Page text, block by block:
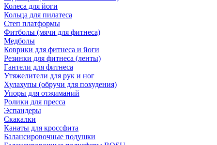
Колеса для йоги
Кольца для пилатеса
Степ платформы
Фитболы (мячи для фитнеса)
Медболы
Коврики для фитнеса и йоги
Резинки для фитнеса (ленты)
Гантели для фитнеса
Утяжелители для рук и ног
Хулахупы (обручи для похудения)
Упоры для отжиманий
Ролики для пресса
Эспандеры
Скакалки
Канаты для кроссфита
Балансировочные подушки